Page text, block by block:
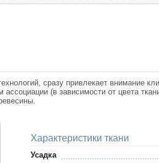
сразу привлекает внимание
(в зависимости от цвета
Характеристики ткани
Усадка